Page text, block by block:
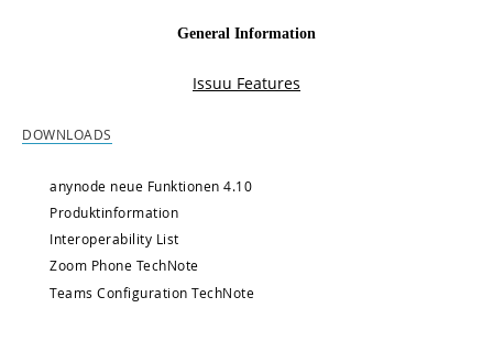
DOWNLOADS
anynode neue Funktionen 4.10
Produktinformation
Interoperability List
Zoom Phone TechNote
Teams Configuration TechNote